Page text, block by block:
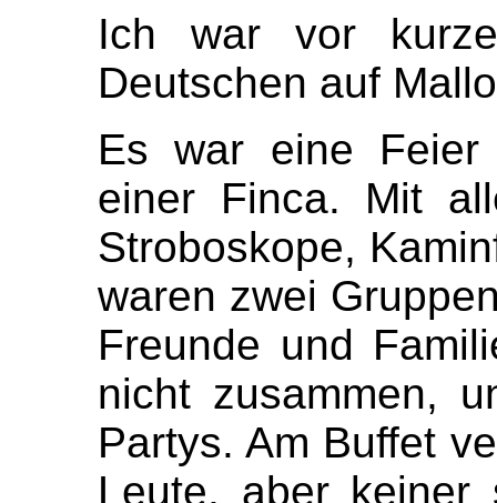
Ich war vor
Deutschen auf
Es war eine
einer Finca. Mit
Stroboskope,
waren zwei
Freunde und
nicht zusammen,
Partys. Am Buffet
Leute, aber